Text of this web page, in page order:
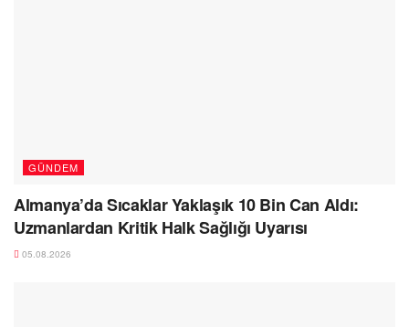
GÜNDEM
Almanya’da Sıcaklar Yaklaşık 10 Bin Can Aldı:
Uzmanlardan Kritik Halk Sağlığı Uyarısı
05.08.2026